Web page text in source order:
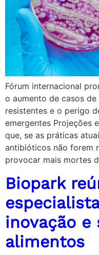
Fórum internacional
o aumento de casos
resistentes e o perigo
emergentes Projeções
que, se as práticas
antibióticos não forem
provocar mais mortes
Biopark
inovação e
alimentos